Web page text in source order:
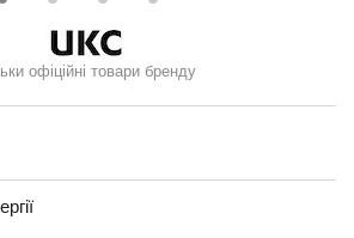
офіційні товари бренду